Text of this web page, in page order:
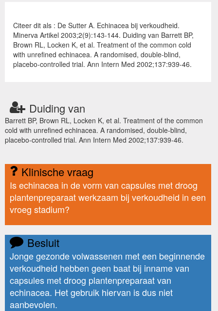
Citeer dit als : De Sutter A. Echinacea bij verkoudheid.
Minerva Artikel 2003;2(9):143-144. Duiding van Barrett BP,
Brown RL, Locken K, et al. Treatment of the common cold
with unrefined echinacea. A randomised, double-blind,
placebo-controlled trial. Ann Intern Med 2002;137:939-46.
Duiding van
Barrett BP, Brown RL, Locken K, et al. Treatment of the common
cold with unrefined echinacea. A randomised, double-blind,
placebo-controlled trial. Ann Intern Med 2002;137:939-46.
Klinische vraag
Is echinacea in de vorm van capsules met droog
plantenpreparaat werkzaam bij verkoudheid in een
vroeg stadium?
Besluit
Jonge gezonde volwassenen met een beginnende
verkoudheid hebben geen baat bij inname van
capsules met droog plantenpreparaat van
echinacea. Het gebruik hiervan is dus niet
aanbevolen.